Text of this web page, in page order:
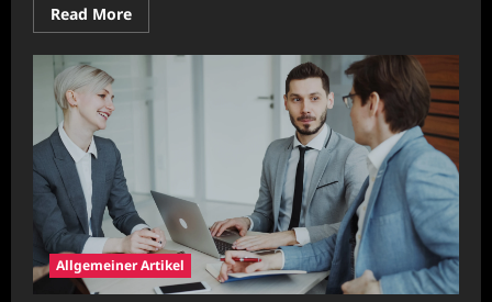
Read MoreRead
more
Moderne
Unternehmensprozesse
langfristigen
Allgemeiner Artikel